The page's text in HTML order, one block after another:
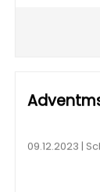
09.12.2023 |